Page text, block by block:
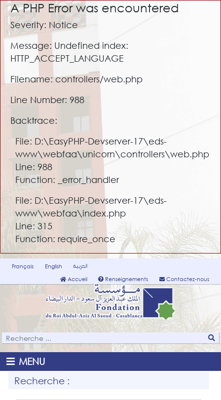
A PHP Error was encountered
Severity: Notice
Message: Undefined index:
HTTP_ACCEPT_LANGUAGE
Filename: controllers/web.php
Line Number: 988
Backtrace:
File: D:\EasyPHP-Devserver-17\eds-
www\webfaa\unicorn\controllers\web.php
Line: 988
Function: _error_handler
File: D:\EasyPHP-Devserver-17\eds-
www\webfaa\index.php
Line: 315
Function: require_once
Français English
العربية
Accueil
Renseignements Contactez-nous
MENU
Recherche :